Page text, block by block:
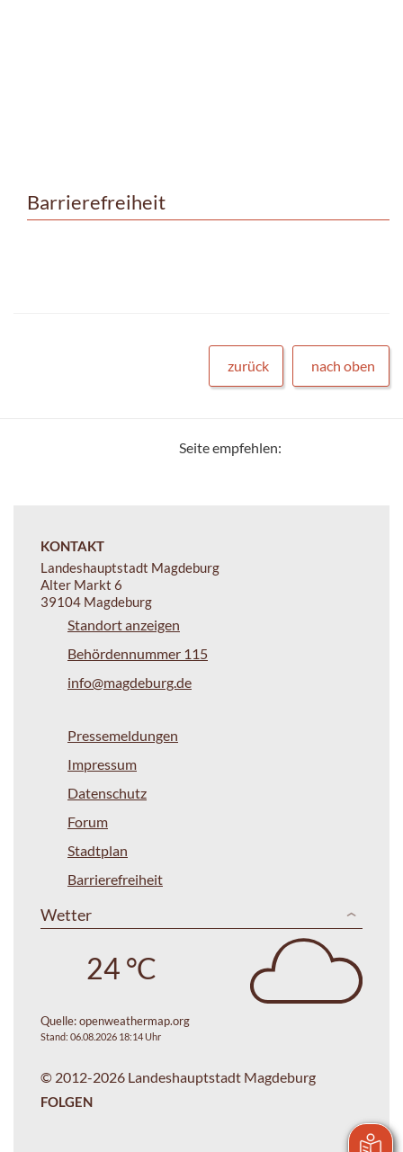
Barrierefreiheit
zurück nach oben
Seite empfehlen:
KONTAKT
Landeshauptstadt Magdeburg
Alter Markt 6
39104 Magdeburg
Standort anzeigen
Behördennummer 115
info@magdeburg.de
Pressemeldungen
Impressum
Datenschutz
Forum
Stadtplan
Barrierefreiheit
Wetter
24 °C
Quelle:openweathermap.org
Stand: 06.08.2026 18:14 Uhr
© 2012-2026 Landeshauptstadt Magdeburg
FOLGEN